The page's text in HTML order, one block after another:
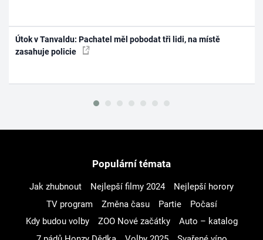
Útok v Tanvaldu: Pachatel měl pobodat tři lidi, na místě
zasahuje policie
Populární témata
Jak zhubnout Nejlepší filmy 2024
Nejlepší horory
TV program
Změna času Partie
Počasí
Kdy budou volby
ZOO Nové začátky
Auto – katalog